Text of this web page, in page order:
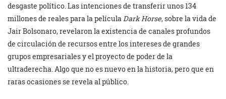
desgaste político. Las intenciones de transferir unos 134
millones de reales para la película Dark Horse, sobre la vida de
Jair Bolsonaro, revelaron la existencia de canales profundos
de circulación de recursos entre los intereses de grandes
grupos empresariales y el proyecto de poder de la
ultraderecha. Algo que no es nuevo en la historia, pero que en
raras ocasiones se revela al público.